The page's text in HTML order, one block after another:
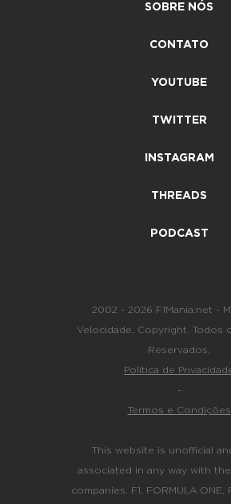
SOBRE NÓS
CONTATO
YOUTUBE
TWITTER
INSTAGRAM
THREADS
PODCAST
2002 - 2026 F1Mania.net -
Velocidade. Copyright. Todos
Reservados.
Política de
-
Termos e Condições
This website is unofficial
associated in any way with the
companies. F1, FORMULA ONE,